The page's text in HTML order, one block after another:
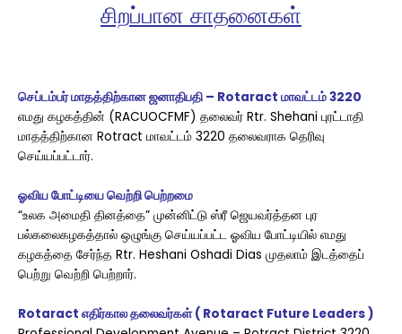
சிறப்பான சாதனைகள்
செப்டம்பர் மாதத்திற்கான ஜனாதிபதி – Rotaract மாவட்டம் 3220
எமது கழகத்தின் (RACUOCFMF) தலைவர் Rtr. Shehani புரட்டாதி
மாதத்திற்கான Rotract மாவட்டம் 3220 தலைவராக தெரிவு
செய்யப்பட்டார்.
ஓவிய போட்டியை வெற்றி பெற்றமை
“உலக அமைதி தினத்தை” முன்னிட்டு ஸ்ரீ ஜெயவர்த்தன புர
பல்கலைகழகத்தால் ஒழுங்கு செய்யப்பட்ட ஓவிய போட்டியில் எமது
கழகத்தை சேர்ந்த Rtr. Heshani Oshadi Dias முதலாம் இடத்தைப்
பெற்று வெற்றி பெற்றார்.
Rotaract எதிர்கால தலைவர்கள் ( Rotaract Future Leaders )